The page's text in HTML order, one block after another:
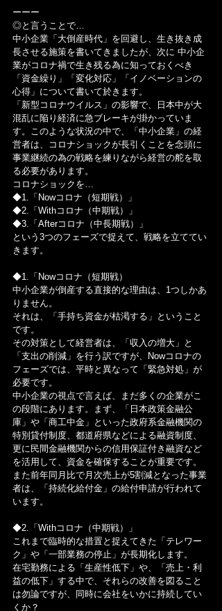
ーーー
◎と言うことで…
中小企業「大倒産時代」を回避し、生き抜き成
長させる施策を書いてきましたが、次に 中小企
業がコロナ禍で生き残る為に知っておくべき
「資金繰り」「変化対応」「イノベーションの
心得」について書いて於きます。
「新型コロナウイルス」の影響で、日本中が大
混乱に陥り経済に急ブレーキが掛かっていま
す。このような状況の中で、「中小企業」の経
営者は、コロナショックが長引くことを念頭に
事業継続の為の戦略を練りながら経営の舵を取
る必要があります。
コロナショックを…
◆1.「Nowコロナ（短期戦）」
◆2.「Withコロナ（中期戦）」
◆3.「Afterコロナ（中長期戦）」
という3つのフェーズで捉えて、戦略を立ててい
きます。
◆1.「Nowコロナ（短期戦）
中小企業が倒産する直接的な理由は、1つしかあ
りません。
それは、「手持ち資金が枯渇する」ということ
です。
その対策として経営者は、「収入の増大」と
「支出の削減」を行う訳ですが、Nowコロナの
フェーズでは、平時と異なって「緊急対処」が
必要です。
中小企業の視点で言えば、まだ多くの企業がこ
の段階にあります。まず、「日本政策金融公
庫」や「商工中金」といった政府系金融機関の
特別貸付制度、都道府県などによる融資制度、
更に民間金融機関からの信用保証付き融資など
を活用して、資金を確保することが重要です。
また前年同月比で月次売上が5割減となった事業
者は、「持続化給付金」の給付申請が行われて
います。
◆2.「Withコロナ（中期戦）」
これまで臨時的な措置と捉えてきた「テレワー
ク」や「一部業務の停止」が長期化します。
在宅勤務による「生産性低下」や、「売上・利
益の低下」する中で、それらの改善を図ること
は勿論ですが、同時に会社をいかに持続してい
くか？